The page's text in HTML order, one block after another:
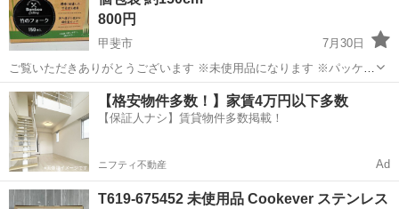
800円
甲斐市
7月30日
ご覧いただきありがとうございます ※未使用品になります ※パッケー
ジ破損品になります ※商品は、問題ございません ※参考価格/1,698円
素材: 天然素材の竹（再生可能資源・環境に配慮したエコ素材） 🔹...
山梨 甲斐市 家庭用品
【格安物件多数！】家賃4万円以下多数
【保証人ナシ】賃貸物件多数掲載！
ニフティ不動産 Ad
T619-675452 未使用品 Cookever ステンレス